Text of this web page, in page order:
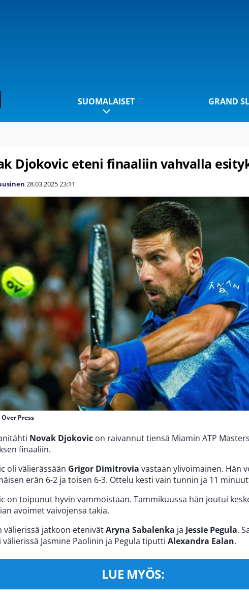
SUOMALAISET GRAND
Djokovic eteni finaaliin vahvalla
28.03.202523:11
Press
Novak Djokovic on raivannut tiensä Miamin ATP
finaaliin.
oli välierässään Grigor Dimitrovia vastaan ylivoimainen. Hän
erän 6-2 ja toisen 6-3. Ottelu kesti vain tunnin ja 11
on toipunut hyvin vammoistaan. Tammikuussa hän joutui
avoimet vaivojensa takia.
välierissä jatkoon etenivätAryna Sabalenka ja Jessie Pegula.
Jasmine Paolinin ja Pegula tiputti Alexandra Ealan.
LUE MYÖS: